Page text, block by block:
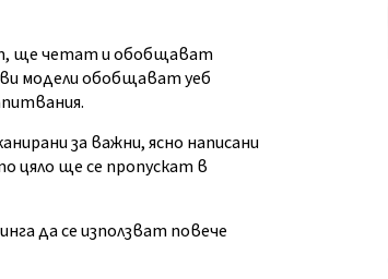
ще четат и обобщават
модели обобщават уеб
за важни, ясно написани
цяло ще се пропускат в
да се използват повече